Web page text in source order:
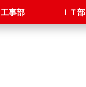
工事部 ＩＴ部